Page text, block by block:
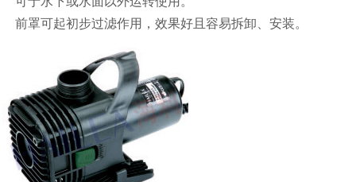
前罩可起初步过滤作用，效果好且容易拆卸、安装。